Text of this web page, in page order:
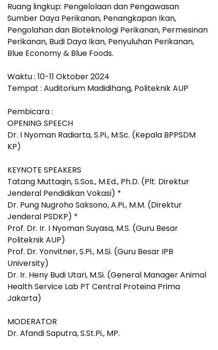
Ruang lingkup: Pengelolaan dan Pengawasan
Sumber Daya Perikanan, Penangkapan Ikan,
Pengolahan dan Bioteknologi Perikanan, Permesinan
Perikanan, Budi Daya Ikan, Penyuluhan Perikanan,
Blue Economy & Blue Foods.
Waktu : 10-11 Oktober 2024
Tempat : Auditorium Madidihang, Politeknik AUP
Pembicara :
OPENING SPEECH
Dr. I Nyoman Radiarta, S.Pi., M.Sc. (Kepala BPPSDM
KP)
KEYNOTE SPEAKERS
Tatang Muttaqin, S.Sos., M.Ed., Ph.D. (Plt. Direktur
Jenderal Pendidikan Vokasi) *
Dr. Pung Nugroho Saksono, A.Pi., M.M. (Direktur
Jenderal PSDKP) *
Prof. Dr. Ir. I Nyoman Suyasa, M.S. (Guru Besar
Politeknik AUP)
Prof. Dr. Yonvitner, S.Pi., M.Si. (Guru Besar IPB
University)
Dr. Ir. Heny Budi Utari, M.Si. (General Manager Animal
Health Service Lab PT Central Proteina Prima
Jakarta)
MODERATOR
Dr. Afandi Saputra, S.St.Pi., MP.